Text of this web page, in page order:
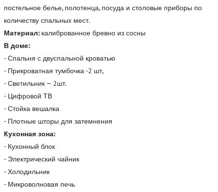
постельное белье, полотенца, посуда и столовые приборы по
количеству спальных мест.
Материал:калиброванное бревно из сосны
В доме:
- Спальня с двуспальной кроватью
- Прикроватная тумбочка -2 шт,
- Светильник — 2шт.
- Цифровой ТВ
- Стойка вешалка
- Плотные шторы для затемнения
Кухонная зона:
- Кухонный блок
- Электрический чайник
- Холодильник
- Микроволновая печь